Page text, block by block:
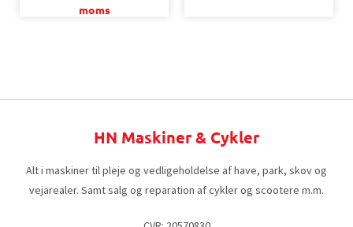
moms
HN Maskiner & Cykler
Alt i maskiner til pleje og vedligeholdelse af have, park, skov og
vejarealer. Samt salg og reparation af cykler og scootere m.m.